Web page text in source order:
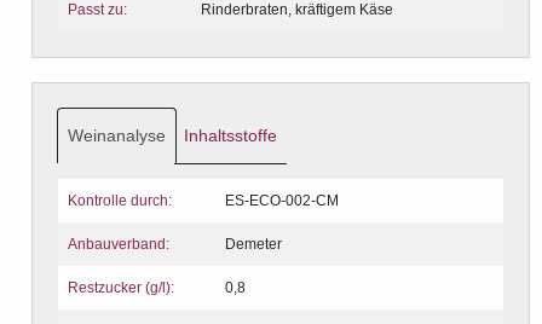
Passt zu: Rinderbraten, kräftigem Käse
Weinanalyse Inhaltsstoffe
Kontrolle durch: ES-ECO-002-CM
Anbauverband: Demeter
Restzucker (g/l): 0,8